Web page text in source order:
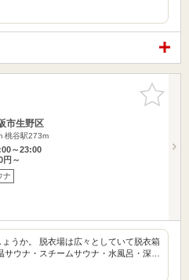
お気に入
りに追加
市生野区
桃谷駅273m
～23:00
円～
ナ
うか。 脱衣場は広々としていて脱衣箱
サウナ・スチームサウナ・水風呂・深…